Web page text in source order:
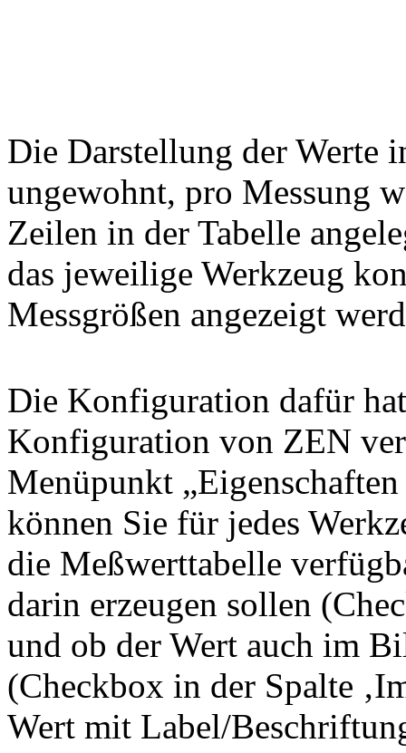
Die Darstellung der Werte
ungewohnt, pro Messung
Zeilen in der Tabelle
das jeweilige Werkzeug
Messgrößen angezeigt
Die Konfiguration dafür
Konfiguration von ZEN
Menüpunkt
können Sie für jedes
die Meßwerttabelle
darin erzeugen sollen
und ob der Wert auch im
(Checkbox in der Spalte
Wert mit Label/